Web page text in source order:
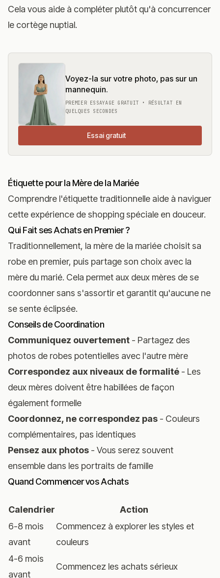
Cela vous aide à compléter plutôt qu'à concurrencer
le cortège nuptial.
Voyez-la sur votre photo, pas sur un
mannequin.
PREMIER ESSAYAGE GRATUIT • RÉSULTAT EN
QUELQUES SECONDES
Essai gratuit
Étiquette pour la Mère de la Mariée
Comprendre l'étiquette traditionnelle aide à naviguer
cette expérience de shopping spéciale en douceur.
Qui Fait ses Achats en Premier ?
Traditionnellement, la mère de la mariée choisit sa
robe en premier, puis partage son choix avec la
mère du marié. Cela permet aux deux mères de se
coordonner sans s'assortir et garantit qu'aucune ne
se sente éclipsée.
Conseils de Coordination
Communiquez ouvertement - Partagez des
photos de robes potentielles avec l'autre mère
Correspondez aux niveaux de formalité - Les
deux mères doivent être habillées de façon
également formelle
Coordonnez, ne correspondez pas - Couleurs
complémentaires, pas identiques
Pensez aux photos - Vous serez souvent
ensemble dans les portraits de famille
Quand Commencer vos Achats
Calendrier
Action
6-8 mois
avant
Commencez à explorer les styles et
couleurs
4-6 mois
avant
Commencez les achats sérieux